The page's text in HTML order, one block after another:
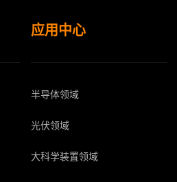
应用中心
半导体领域
光伏领域
大科学装置领域